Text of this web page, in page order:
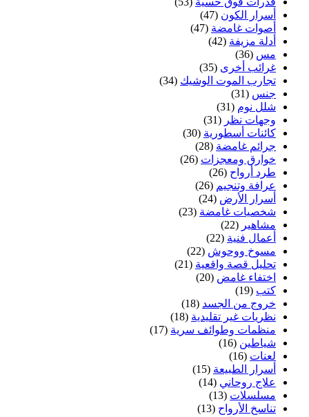
أسرار الكون (47)
أصوات غامضة (47)
أدلة مزيفة (42)
مس (36)
غرائب أخرى (35)
تجارب الموت الوشيك (34)
جنس (31)
شلل نوم (31)
وجهات نظر (31)
كائنات أسطورية (30)
جرائم غامضة (28)
خوارق ومعجزات (26)
طرد أرواح (26)
عرافة وتنجيم (26)
أسرار الأرض (24)
شخصيات غامضة (23)
مشاهير (22)
أعمال فنية (22)
مسوخ ووحوش (22)
تحليل قصة واقعية (21)
اختفاء غامض (20)
كتب (19)
خروج من الجسد (18)
نظريات غير تقليدية (18)
منظمات وطوائف سرية (17)
شياطين (16)
لعنات (16)
أسرار الطبيعة (15)
علاج روحاني (14)
مسلسلات (13)
تناسخ الأرواح (13)